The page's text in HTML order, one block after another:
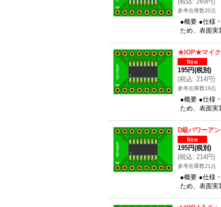
参考在庫数20点
●概要 ●仕様
ため、表面
★IOP★マイク
195円(税別)
(税込: 214円)
参考在庫数19点
●概要 ●仕様
ため、表面
D級パワーア
195円(税別)
(税込: 214円)
参考在庫数21点
●概要 ●仕様
ため、表面